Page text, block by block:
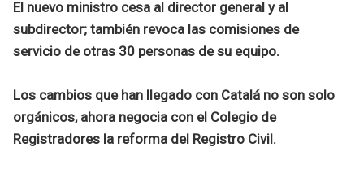
El nuevo ministro cesa al director general y al
subdirector; también revoca las comisiones de
servicio de otras 30 personas de su equipo.
Los cambios que han llegado con Catalá no son solo
orgánicos, ahora negocia con el Colegio de
Registradores la reforma del Registro Civil.